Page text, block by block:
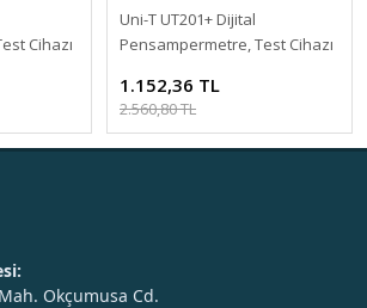
Cihazı
Uni-T UT201+ Dijital
Pensampermetre, Test Cihazı
1.152,36 TL
2.560,80 TL
Okçumusa Cd.